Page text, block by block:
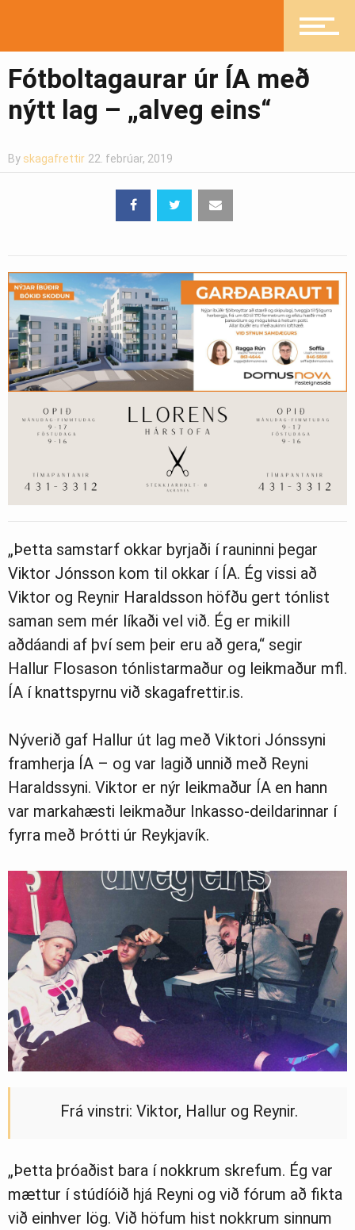
Heilsueflandi samfélag
Pistlar
Ljósmyndasafn
Fótboltagaurar úr ÍA með
nýtt lag – „alveg eins“
By skagafrettir 22. febrúar, 2019
„Þetta samstarf okkar byrjaði í rauninni þegar
Viktor Jónsson kom til okkar í ÍA. Ég vissi að
Viktor og Reynir Haraldsson höfðu gert tónlist
saman sem mér líkaði vel við. Ég er mikill
aðdáandi af því sem þeir eru að gera,“ segir
Hallur Flosason tónlistarmaður og leikmaður mfl.
ÍA í knattspyrnu við skagafrettir.is.
Nýverið gaf Hallur út lag með Viktori Jónssyni
framherja ÍA – og var lagið unnið með Reyni
Haraldssyni. Viktor er nýr leikmaður ÍA en hann
var markahæsti leikmaður Inkasso-deildarinnar í
fyrra með Þrótti úr Reykjavík.
Frá vinstri: Viktor, Hallur og Reynir.
„Þetta þróaðist bara í nokkrum skrefum. Ég var
mættur í stúdíóið hjá Reyni og við fórum að fikta
við einhver lög. Við höfum hist nokkrum sinnum